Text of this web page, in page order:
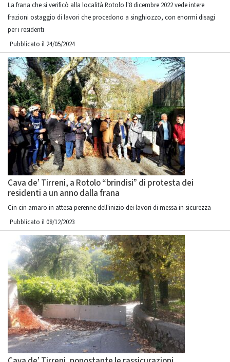
La frana che si verificò alla località Rotolo l'8 dicembre 2022 vede intere
frazioni ostaggio di lavori che procedono a singhiozzo, con enormi disagi
per i residenti
Pubblicato il 24/05/2024
Cava de’ Tirreni, a Rotolo “brindisi” di protesta dei
residenti a un anno dalla frana
Cin cin amaro in attesa perenne dell'inizio dei lavori di messa in sicurezza
Pubblicato il 08/12/2023